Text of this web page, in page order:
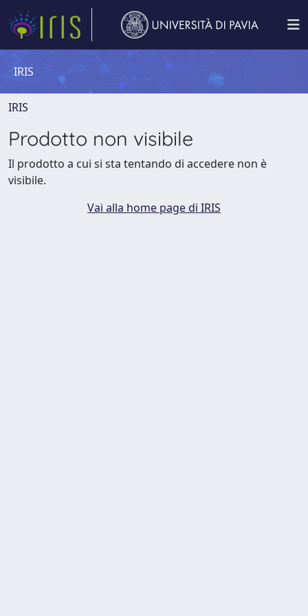
IRIS
IRIS
Prodotto non visibile
Il prodotto a cui si sta tentando di accedere non è
visibile.
Vai alla home page di IRIS